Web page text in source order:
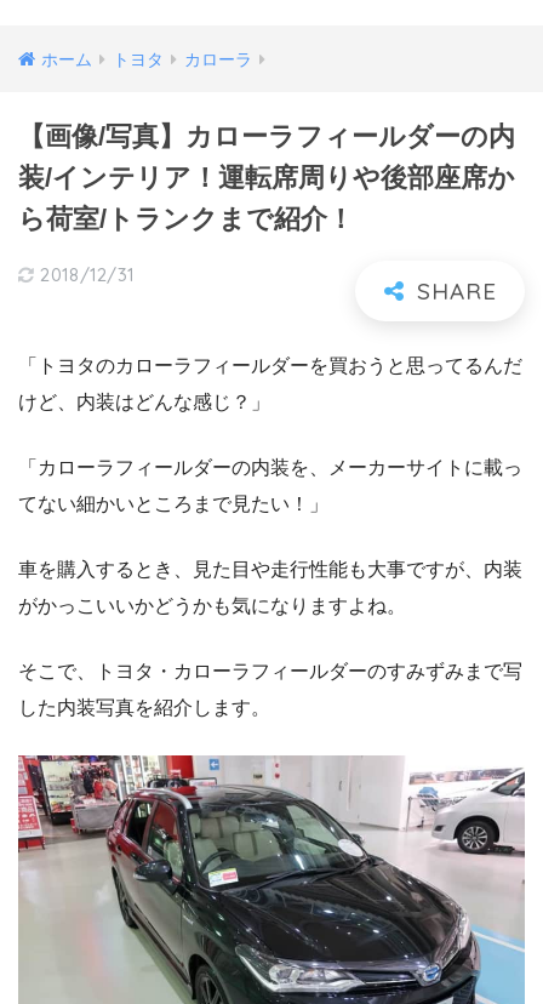
ホーム トヨタ カローラ
【画像/写真】カローラフィールダーの内
装/インテリア！運転席周りや後部座席か
ら荷室/トランクまで紹介！
2018/12/31
「トヨタのカローラフィールダーを買おうと思ってるんだ
けど、内装はどんな感じ？」
「カローラフィールダーの内装を、メーカーサイトに載っ
てない細かいところまで見たい！」
車を購入するとき、見た目や走行性能も大事ですが、内装
がかっこいいかどうかも気になりますよね。
そこで、トヨタ・カローラフィールダーのすみずみまで写
した内装写真を紹介します。